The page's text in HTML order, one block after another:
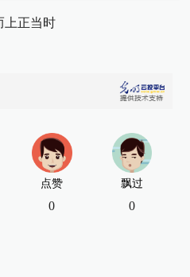
上正当时
点赞
0
飘过
0